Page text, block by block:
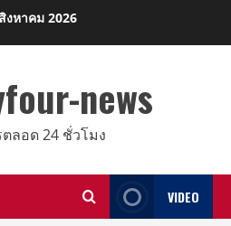
งหาคม 2026
news
ลอด 24 ชั่วโมง
VIDEO